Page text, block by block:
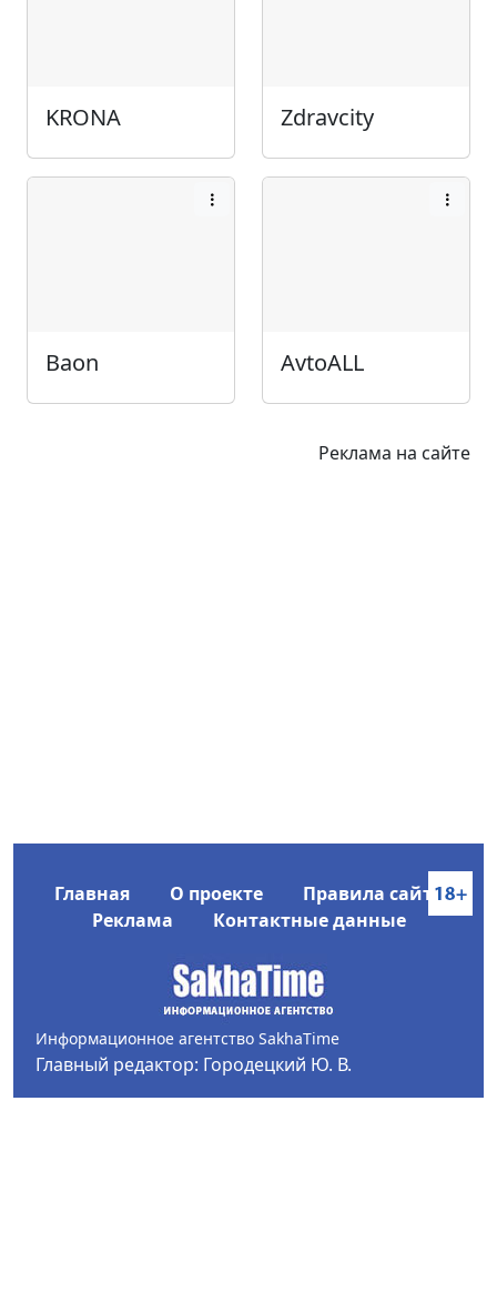
KRONA Zdravcity
Baon AvtoALL
Реклама на сайте
Главная О проекте
Правила сайта
Реклама
Контактные данные
Информационное агентство SakhaTime
Главный редактор: Городецкий Ю. В.